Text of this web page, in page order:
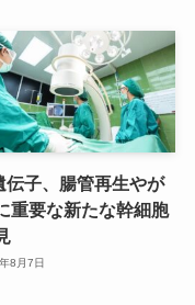
伝子、腸管再生やが
重要な新たな幹細胞
8月7日